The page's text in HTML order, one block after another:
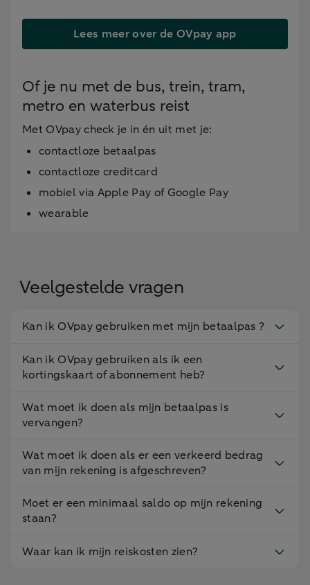
Lees meer over de OVpay app
Of je nu met de bus, trein, tram,
metro en waterbus reist
Met OVpay check je in én uit met je:
contactloze betaalpas
contactloze creditcard
mobiel via Apple Pay of Google Pay
wearable
Veelgestelde vragen
Kan ik OVpay gebruiken met mijn betaalpas ?
Kan ik OVpay gebruiken als ik een
kortingskaart of abonnement heb?
Wat moet ik doen als mijn betaalpas is
vervangen?
Wat moet ik doen als er een verkeerd bedrag
van mijn rekening is afgeschreven?
Moet er een minimaal saldo op mijn rekening
staan?
Waar kan ik mijn reiskosten zien?